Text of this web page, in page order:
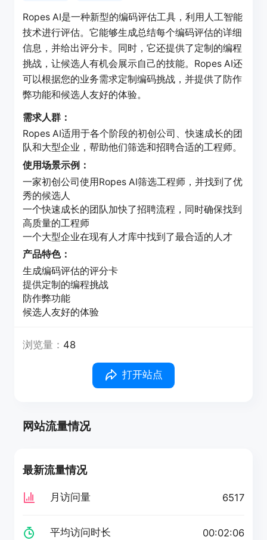
Ropes AI是一种新型的编码评估工具，利用人工智能
技术进行评估。它能够生成总结每个编码评估的详细
信息，并给出评分卡。同时，它还提供了定制的编程
挑战，让候选人有机会展示自己的技能。Ropes AI还
可以根据您的业务需求定制编码挑战，并提供了防作
弊功能和候选人友好的体验。
需求人群：
Ropes AI适用于各个阶段的初创公司、快速成长的团
队和大型企业，帮助他们筛选和招聘合适的工程师。
使用场景示例：
一家初创公司使用Ropes AI筛选工程师，并找到了优
秀的候选人
一个快速成长的团队加快了招聘流程，同时确保找到
高质量的工程师
一个大型企业在现有人才库中找到了最合适的人才
产品特色：
生成编码评估的评分卡
提供定制的编程挑战
防作弊功能
候选人友好的体验
浏览量： 48
打开站点
网站流量情况
最新流量情况
月访问量 6517
平均访问时长 00:02:06